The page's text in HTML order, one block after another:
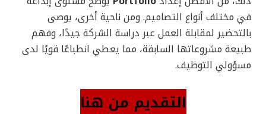
في مختلف أنواع التصاميم. ومن ناحية أخرى، يوصى
بالتحضير لمقابلة العمل عبر دراسة الشركة جيدًا، وفهم
طبيعة مشروعاتها السابقة، مما يعطي انطباعًا قويًا لدى
مسؤولي التوظيف.
التقديم من هنا